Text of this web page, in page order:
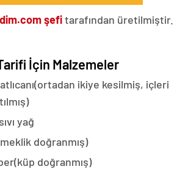
şefitarafından üretilmiştir.
İçin Malzemeler
(ortadan ikiye kesilmiş, içleri
sıvı yağ
doğranmış)
(küp doğranmış)